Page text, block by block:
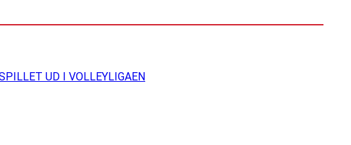
UD I VOLLEYLIGAEN